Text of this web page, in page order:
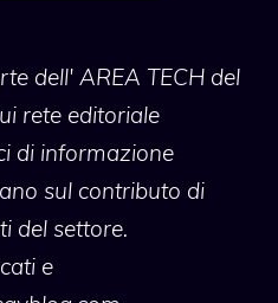
dell' AREA TECH del
rete editoriale
di informazione
sul contributo di
del settore.
e